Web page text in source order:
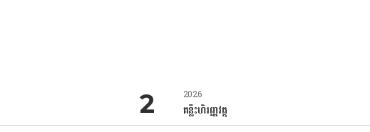
2026
គន្លឹះហិរញ្ញវត្ថុ